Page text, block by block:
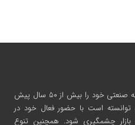
که پروانه صنعتی خود را بیش از ۵۰ سال پیش
توانسته است با حضور فعال خود در
چشمگیری شود. همچنین تنوع